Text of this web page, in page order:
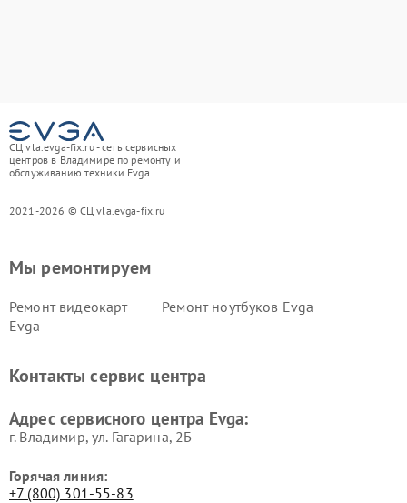
СЦ vla.evga-fix.ru - сеть сервисных
центров в Владимире по ремонту и
обслуживанию техники Evga
2021-2026 © СЦ vla.evga-fix.ru
Мы ремонтируем
Ремонт видеокарт
Evga
Ремонт ноутбуков Evga
Контакты сервис центра
Адрес сервисного центра Evga:
г. Владимир, ул. Гагарина, 2Б
Горячая линия:
+7 (800) 301-55-83